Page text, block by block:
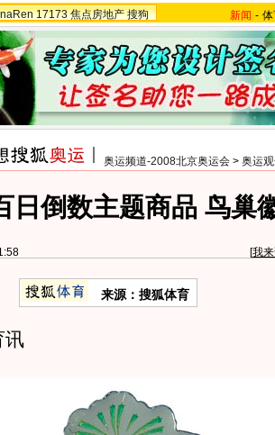
17173 焦点房地产 搜狗 新闻 -
奥运频道-2008北京奥运会 > 奥运
日倒数主题商品 鸟巢
[我
来源：搜狐体育